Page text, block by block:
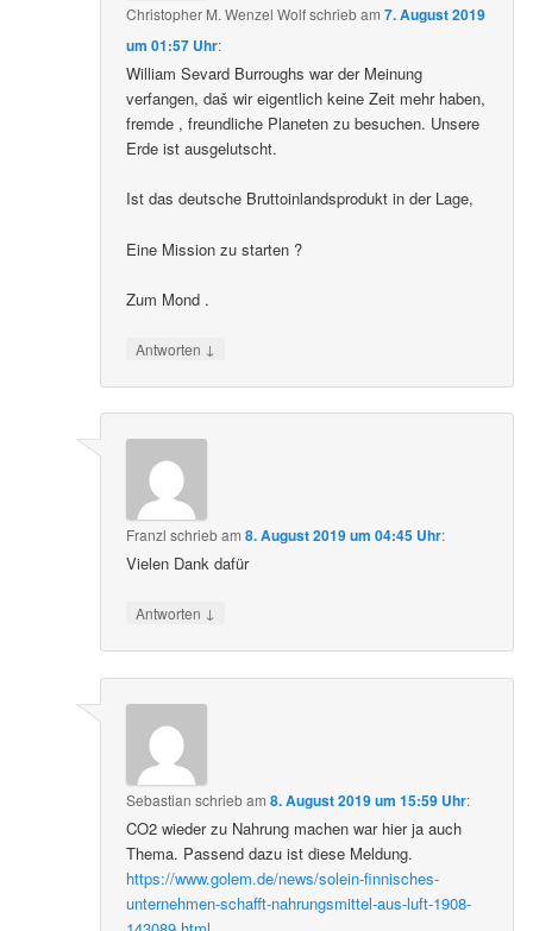
Christopher M. Wenzel Wolfschriebam7. August 2019
um 01:57 Uhr:
William Sevard Burroughs war der Meinung
verfangen, daš wir eigentlich keine Zeit mehr haben,
fremde , freundliche Planeten zu besuchen. Unsere
Erde ist ausgelutscht.
Ist das deutsche Bruttoinlandsprodukt in der Lage,
Eine Mission zu starten ?
Zum Mond .
Antworten ↓
Franzl schriebam8. August 2019 um 04:45 Uhr:
Vielen Dank dafür
Antworten ↓
Sebastian schriebam8. August 2019 um 15:59 Uhr:
CO2 wieder zu Nahrung machen war hier ja auch
Thema. Passend dazu ist diese Meldung.
https://www.golem.de/news/solein-finnisches-
unternehmen-schafft-nahrungsmittel-aus-luft-1908-